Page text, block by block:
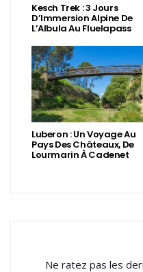
Kesch Trek : 3 Jours
D’Immersion Alpine De
L’Albula Au Fluelapass
Luberon : Un Voyage Au
Pays Des Châteaux, De
Lourmarin À Cadenet
Ne ratez pas les